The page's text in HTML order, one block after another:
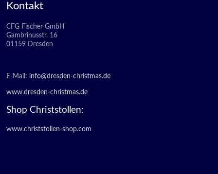
Kontakt
CFG Fischer GmbH
Gambrinusstr. 16
01159 Dresden
E-Mail: info@dresden-christmas.de
www.dresden-christmas.de
Shop Christstollen:
www.christstollen-shop.com